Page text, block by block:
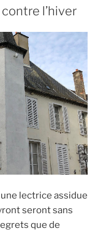
l’hiver
lectrice assidue
seront sans
que de